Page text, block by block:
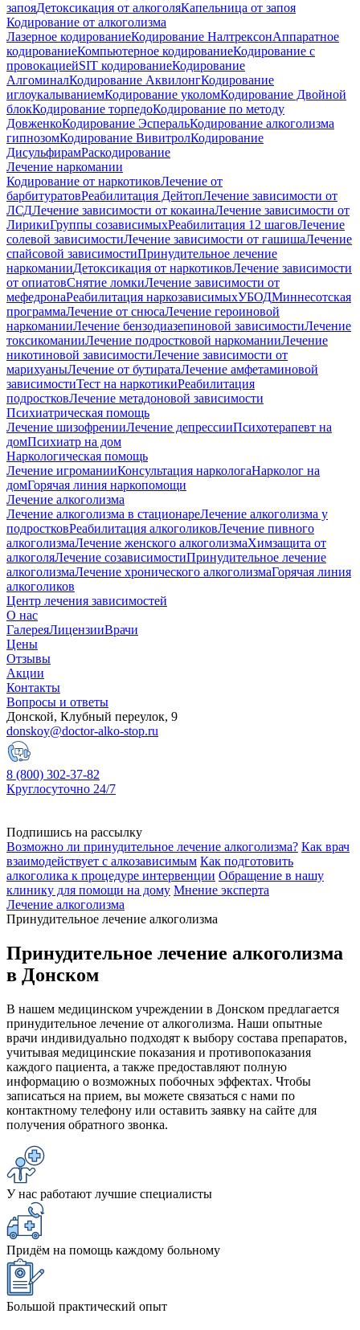
запояДетоксикация от алкоголяКапельница от запоя
Кодирование от алкоголизма
Лазерное кодированиеКодирование НалтрексонАппаратное
кодированиеКомпьютерное кодированиеКодирование с
провокациейSIT кодированиеКодирование
АлгоминалКодирование АквилонгКодирование
иглоукалываниемКодирование уколомКодирование Двойной
блокКодирование торпедоКодирование по методу
ДовженкоКодирование ЭсперальКодирование алкоголизма
гипнозомКодирование ВивитролКодирование
ДисульфирамРаскодирование
Лечение наркомании
Кодирование от наркотиковЛечение от
барбитуратовРеабилитация ДейтопЛечение зависимости от
ЛСДЛечение зависимости от кокаинаЛечение зависимости от
ЛирикиГруппы созависимыхРеабилитация 12 шаговЛечение
солевой зависимостиЛечение зависимости от гашишаЛечение
спайсовой зависимостиПринудительное лечение
наркоманииДетоксикация от наркотиковЛечение зависимости
от опиатовСнятие ломкиЛечение зависимости от
мефедронаРеабилитация наркозависимыхУБОДМиннесотская
программаЛечение от снюсаЛечение героиновой
наркоманииЛечение бензодиазепиновой зависимостиЛечение
токсикоманииЛечение подростковой наркоманииЛечение
никотиновой зависимостиЛечение зависимости от
марихуаныЛечение от бутиратаЛечение амфетаминовой
зависимостиТест на наркотикиРеабилитация
подростковЛечение метадоновой зависимости
Психиатрическая помощь
Лечение шизофренииЛечение депрессииПсихотерапевт на
домПсихиатр на дом
Наркологическая помощь
Лечение игроманииКонсультация наркологаНарколог на
домГорячая линия наркопомощи
Лечение алкоголизма
Лечение алкоголизма в стационареЛечение алкоголизма у
подростковРеабилитация алкоголиковЛечение пивного
алкоголизмаЛечение женского алкоголизмаХимзащита от
алкоголяЛечение созависимостиПринудительное лечение
алкоголизмаЛечение хронического алкоголизмаГорячая линия
алкоголиков
Центр лечения зависимостей
О нас
ГалереяЛицензииВрачи
Цены
Отзывы
Акции
Контакты
Вопросы и ответы
Донской, Клубный переулок, 9
donskoy@doctor-alko-stop.ru
8 (800) 302-37-82
Круглосуточно 24/7
Подпишись на рассылку
Возможно ли принудительное лечение алкоголизма? Как врач
взаимодействует с алкозависимым Как подготовить
алкоголика к процедуре интервенции Обращение в нашу
клинику для помощи на дому Мнение эксперта
Лечение алкоголизма
Принудительное лечение алкоголизма
Принудительное лечение алкоголизма
в Донском
В нашем медицинском учреждении в Донском предлагается
принудительное лечение от алкоголизма. Наши опытные
врачи индивидуально подходят к выбору состава препаратов,
учитывая медицинские показания и противопоказания
каждого пациента, а также предоставляют полную
информацию о возможных побочных эффектах. Чтобы
записаться на прием, вы можете связаться с нами по
контактному телефону или оставить заявку на сайте для
получения обратного звонка.
У нас работают лучшие специалисты
Придём на помощь каждому больному
Большой практический опыт